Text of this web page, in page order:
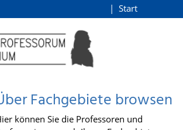
Start
Fachgebiete browsen
können Sie die Professoren und